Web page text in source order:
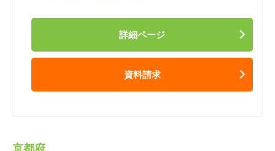
詳細ページ
資料請求
京都府